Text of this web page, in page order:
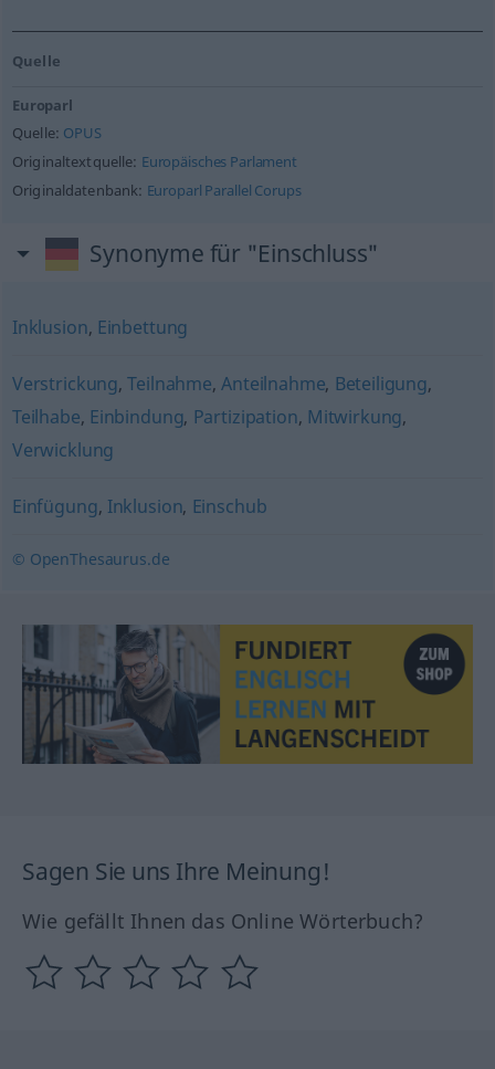
Quelle
Europarl
Quelle: OPUS
Originaltextquelle: Europäisches Parlament
Originaldatenbank: Europarl Parallel Corups
Synonyme für "Einschluss"
Inklusion, Einbettung
Verstrickung,Teilnahme,Anteilnahme, Beteiligung,
Teilhabe, Einbindung, Partizipation, Mitwirkung,
Verwicklung
Einfügung, Inklusion, Einschub
© OpenThesaurus.de
Sagen Sie uns Ihre Meinung!
Wie gefällt Ihnen das Online Wörterbuch?